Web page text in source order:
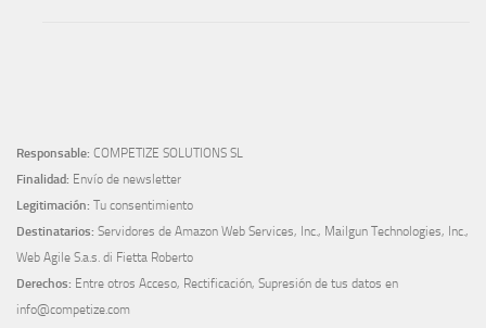
Responsable: COMPETIZE SOLUTIONS SL
Finalidad: Envío de newsletter
Legitimación: Tu consentimiento
Destinatarios: Servidores de Amazon Web Services, Inc., Mailgun Technologies, Inc.,
Web Agile S.a.s. di Fietta Roberto
Derechos: Entre otros Acceso, Rectificación, Supresión de tus datos en
info@competize.com